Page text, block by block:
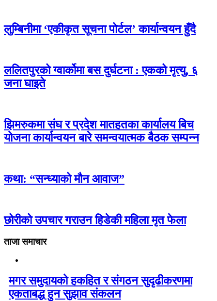
लुम्बिनीमा ‘एकीकृत सूचना पोर्टल’ कार्यान्वयन हुँदै
ललितपुरको ग्वार्कोमा बस दुर्घटना : एकको मृत्यु, ६
जना घाइते
झिमरुकमा संघ र प्रदेश मातहतका कार्यालय बिच
योजना कार्यान्वयन बारे समन्वयात्मक बैठक सम्पन्न
कथा: “सन्ध्याको मौन आवाज”
छोरीको उपचार गराउन हिडेकी महिला मृत फेला
ताजा समाचार
मगर समुदायको हकहित र संगठन सुदृढीकरणमा
एकताबद्ध हुन सुझाव संकलन